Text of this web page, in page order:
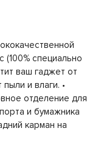
(100% специально
ваш гаджет от
и влаги. •
отделение для
и бумажника
карман на